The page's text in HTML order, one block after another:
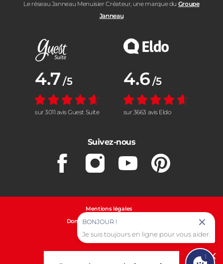
Le réseau Janneau Menuisier Créateur, une marque du Groupe
Janneau
Note moyenne :
4.7 /5
sur 3011 avis Guest Suite
Note moyenne :
4.6 /5
sur 3663 avis Eldo
Suivez-nous
FacebookInstagramYoutubePinterest
Mentions légales
Données personnelles et cookies
Gestion des cookies
1
BONJOUR !
Je suis toujours en ligne pour vous aider.